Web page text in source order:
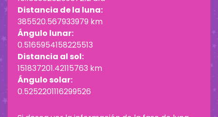
Distancia de la luna:
385520.567933979 km
Ángulo lunar:
0.5165954158225513
Distancia al sol:
151837201.42115763 km
Ángulo solar:
0.5252201116299526